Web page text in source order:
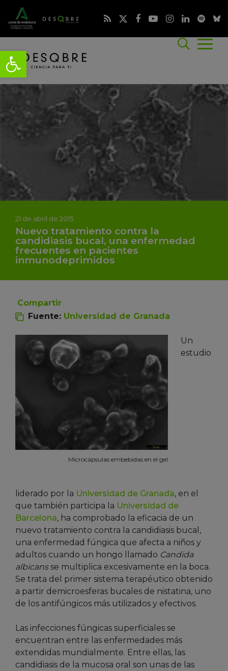
21 de abril de 2015
Nuevo tratamiento contra la
candidiasis bucal, una enfermedad
frecuentes en pacientes
inmunodeprimidos
Compartir
Fuente: Universidad de Granada
Microcápsulas embebidas en el gel
Un
estudio
liderado por la Universidad de Granada, en el
que también participa la Universidad de
Barcelona, ha comprobado la eficacia de un
nuevo tratamiento contra la candidiasis bucal,
una enfermedad fúngica que afecta a niños y
adultos cuando un hongo llamado Candida
albicansse multiplica excesivamente en la boca.
Se trata del primer sistema terapéutico obtenido
a partir demicroesferas bucales de nistatina, uno
de los antifúngicos más utilizados y efectivos.
Las infecciones fúngicas superficiales se
encuentran entre las enfermedades más
extendidas mundialmente. Entre ellas, las
candidiasis de la mucosa oral son unas de las